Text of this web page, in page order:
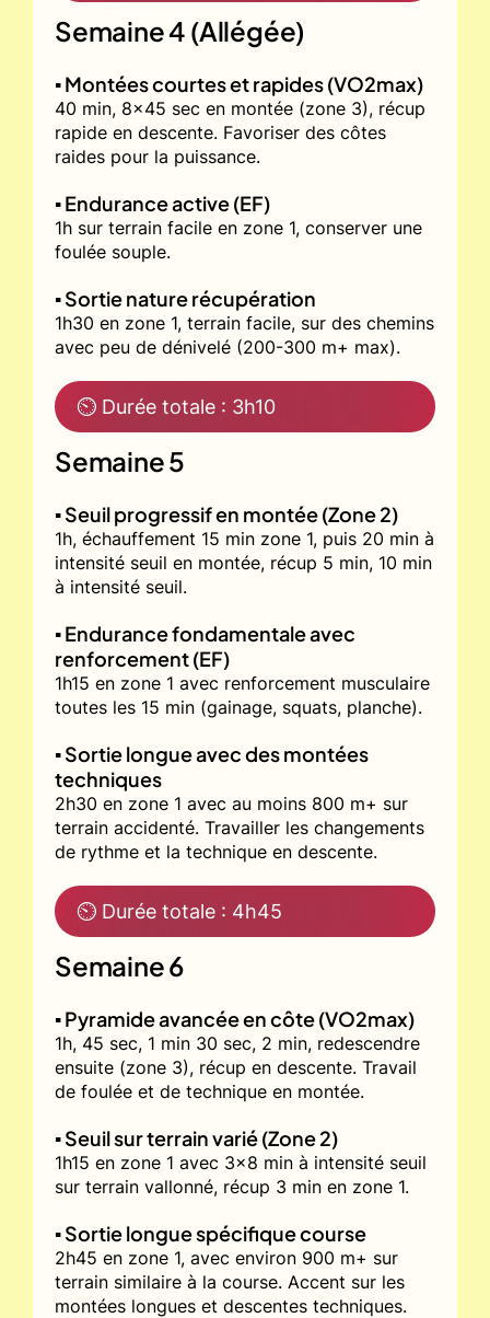
Semaine 4 (Allégée)
▪️ Montées courtes et rapides (VO2max)
40 min, 8x45 sec en montée (zone 3), récup
rapide en descente. Favoriser des côtes
raides pour la puissance.
▪️ Endurance active (EF)
1h sur terrain facile en zone 1, conserver une
foulée souple.
▪️ Sortie nature récupération
1h30 en zone 1, terrain facile, sur des chemins
avec peu de dénivelé (200-300 m+ max).
⏲ Durée totale : 3h10
Semaine 5
▪️ Seuil progressif en montée (Zone 2)
1h, échauffement 15 min zone 1, puis 20 min à
intensité seuil en montée, récup 5 min, 10 min
à intensité seuil.
▪️ Endurance fondamentale avec
renforcement (EF)
1h15 en zone 1 avec renforcement musculaire
toutes les 15 min (gainage, squats, planche).
▪️ Sortie longue avec des montées
techniques
2h30 en zone 1 avec au moins 800 m+ sur
terrain accidenté. Travailler les changements
de rythme et la technique en descente.
⏲ Durée totale : 4h45
Semaine 6
▪️ Pyramide avancée en côte (VO2max)
1h, 45 sec, 1 min 30 sec, 2 min, redescendre
ensuite (zone 3), récup en descente. Travail
de foulée et de technique en montée.
▪️ Seuil sur terrain varié (Zone 2)
1h15 en zone 1 avec 3x8 min à intensité seuil
sur terrain vallonné, récup 3 min en zone 1.
▪️ Sortie longue spécifique course
2h45 en zone 1, avec environ 900 m+ sur
terrain similaire à la course. Accent sur les
montées longues et descentes techniques.